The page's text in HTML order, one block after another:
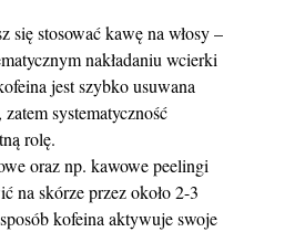
się stosować kawę na włosy –
nakładaniu wcierki
jest szybko usuwana
systematyczność
rolę.
oraz np. kawowe peelingi
na skórze przez około 2-3
kofeina aktywuje swoje